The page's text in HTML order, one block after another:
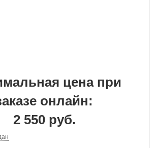
цена при
онлайн:
2 550 руб.